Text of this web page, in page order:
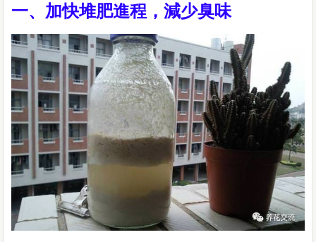
一、加快堆肥進程，減少臭味